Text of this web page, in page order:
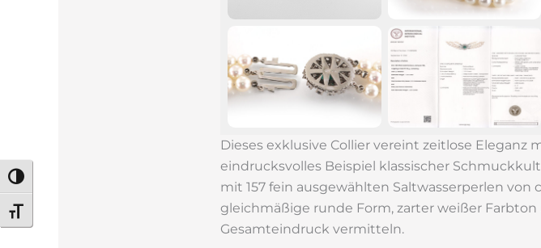
Umschalten auf hohe Kontraste
Schrift vergrößern
Dieses exklusive Collier vereint zeitlose
eindrucksvolles Beispiel klassischer
mit 157 fein ausgewählten Saltwasserperlen
gleichmäßige runde Form, zarter weißer
Gesamteindruck vermitteln.